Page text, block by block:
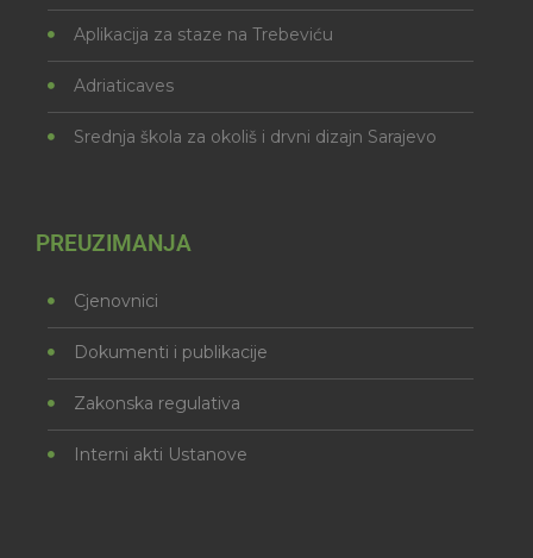
Aplikacija za staze na Trebeviću
Adriaticaves
Srednja škola za okoliš i drvni dizajn Sarajevo
PREUZIMANJA
Cjenovnici
Dokumenti i publikacije
Zakonska regulativa
Interni akti Ustanove